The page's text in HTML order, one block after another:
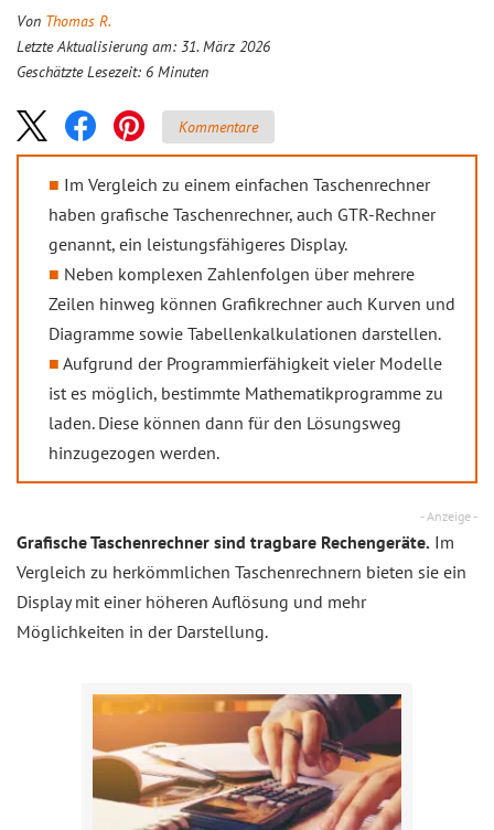
Von Thomas R.
Letzte Aktualisierung am: 31. März 2026
Geschätzte Lesezeit: 6 Minuten
Kommentare
Im Vergleich zu einem einfachen Taschenrechner
haben grafische Taschenrechner, auch GTR-Rechner
genannt, ein leistungsfähigeres Display.
Neben komplexen Zahlenfolgen über mehrere
Zeilen hinweg können Grafikrechner auch Kurven und
Diagramme sowie Tabellenkalkulationen darstellen.
Aufgrund der Programmierfähigkeit vieler Modelle
ist es möglich, bestimmte Mathematikprogramme zu
laden. Diese können dann für den Lösungsweg
hinzugezogen werden.
- Anzeige -
Grafische Taschenrechner sind tragbare Rechengeräte. Im
Vergleich zu herkömmlichen Taschenrechnern bieten sie ein
Display mit einer höheren Auflösung und mehr
Möglichkeiten in der Darstellung.